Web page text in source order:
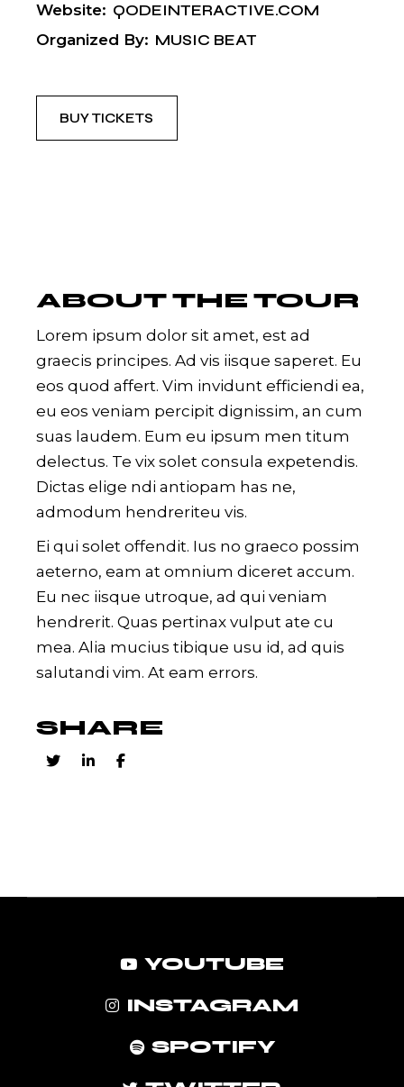
Website: QODEINTERACTIVE.COM
Organized By: MUSIC BEAT
BUY TICKETS
ABOUT THE TOUR
Lorem ipsum dolor sit amet, est ad
graecis principes. Ad vis iisque saperet. Eu
eos quod affert. Vim invidunt efficiendi ea,
eu eos veniam percipit dignissim, an cum
suas laudem. Eum eu ipsum men titum
delectus. Te vix solet consula expetendis.
Dictas elige ndi antiopam has ne,
admodum hendreriteu vis.
Ei qui solet offendit. Ius no graeco possim
aeterno, eam at omnium diceret accum.
Eu nec iisque utroque, ad qui veniam
hendrerit. Quas pertinax vulput ate cu
mea. Alia mucius tibique usu id, ad quis
salutandi vim. At eam errors.
SHARE
YOUTUBE
INSTAGRAM
SPOTIFY